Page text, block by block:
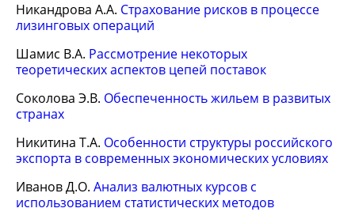
Никандрова А.А. Страхование рисков в процессе
лизинговых операций
Шамис В.А. Рассмотрение некоторых
теоретических аспектов цепей поставок
Соколова Э.В. Обеспеченность жильем в развитых
странах
Никитина Т.А. Особенности структуры российского
экспорта в современных экономических условиях
Иванов Д.О. Анализ валютных курсов с
использованием статистических методов